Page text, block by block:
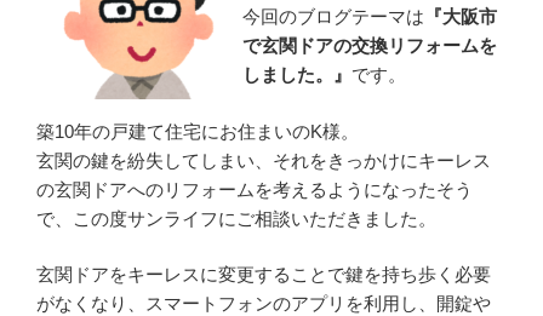
今回のブログテーマは 『大阪市
で玄関ドアの交換リフォームを
しました。』 です。
築10年の戸建て住宅にお住まいのK様。
玄関の鍵を紛失してしまい、それをきっかけにキーレス
の玄関ドアへのリフォームを考えるようになったそう
で、この度サンライフにご相談いただきました。
玄関ドアをキーレスに変更することで鍵を持ち歩く必要
がなくなり、スマートフォンのアプリを利用し、開錠や